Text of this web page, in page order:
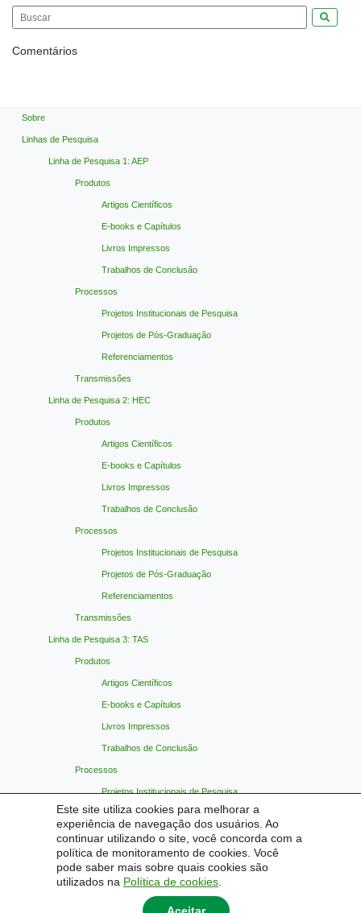
Este site utiliza cookies para melhorar a
experiência de navegação dos usuários. Ao
continuar utilizando o site, você concorda com a
política de monitoramento de cookies. Você
pode saber mais sobre quais cookies são
utilizados na Política de cookies
Comentários
Sobre
Linhas de Pesquisa
Linha de Pesquisa 1: AEP
Produtos
Artigos Científicos
E-books e Capítulos
Livros Impressos
Trabalhos de Conclusão
Processos
Projetos Institucionais de Pesquisa
Projetos de Pós-Graduação
Referenciamentos
Transmissões
Linha de Pesquisa 2: HEC
Produtos
Artigos Científicos
E-books e Capítulos
Livros Impressos
Trabalhos de Conclusão
Processos
Projetos Institucionais de Pesquisa
Projetos de Pós-Graduação
Referenciamentos
Transmissões
Linha de Pesquisa 3: TAS
Produtos
Artigos Científicos
E-books e Capítulos
Livros Impressos
Trabalhos de Conclusão
Processos
Projetos Institucionais de Pesquisa
Projetos de Pós-Graduação
Referenciamentos
Transmissões
Materiais Indicados